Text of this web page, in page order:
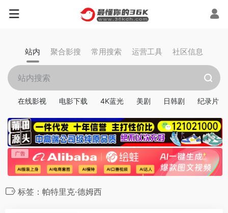
站内 聚合影搜 常用搜索 运营工具 社区信息
在线影视 电影下载 4K蓝光 美剧 日韩剧 纪录片
标签：帕特里克·德姆西